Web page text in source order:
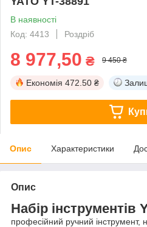
В наявності
Код: 4413
Роздріб
8 977,50 ₴ 9 450 ₴
Економія 472.50 ₴
Опис Характеристики
Опис
Набір інструментів
професійний ручний інструмент,